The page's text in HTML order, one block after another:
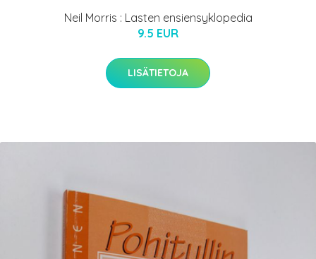
Neil Morris : Lasten ensiensyklopedia
9.5 EUR
LISÄTIETOJA